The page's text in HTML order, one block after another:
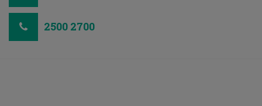
2500 2700